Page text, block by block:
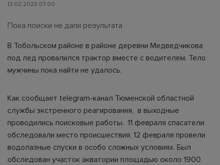
13.02.2023 07:00
Пока поиски не дали результата
В Тобольском районе в районе деревни Медведчикова
под лед провалился трактор вместе с водителем. Тело
мужчины пока найти не удалось.
Как сообщает telegram-канал Тюменской областной
службы экстренного реагирования, в выходные
проводились поисковые работы. 11 февраля спасатели
обследовали место происшествия, 12 февраля провели
водолазные спуски в особо сложных условиях. Был
обследован участок акватории площадью около 1900